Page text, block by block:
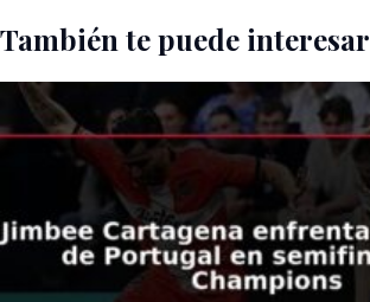
También te puede interesar